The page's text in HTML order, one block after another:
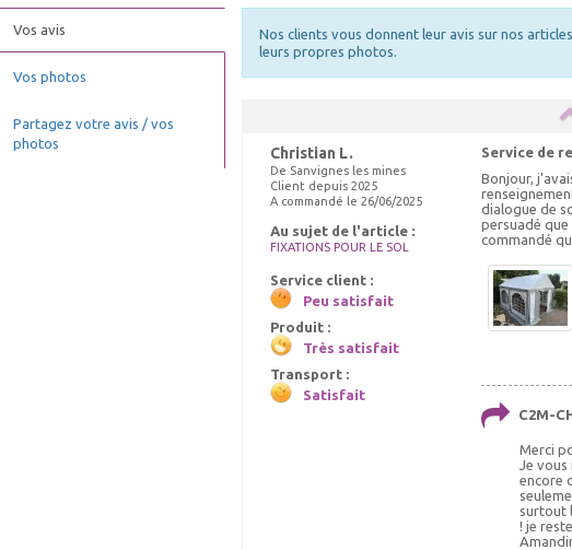
Vos avis
Vos photos
Partagez votre avis / vos
photos
Nos clients vous donnent leur avis sur nos
leurs propres photos.
Christian L.
De Sanvignes les mines
Client depuis 2025
A commandé le 26/06/2025
Au sujet de l'article :
FIXATIONS POUR LE SOL
Service client :
Peu satisfait
Produit :
Très satisfait
Transport :
Satisfait
Service de
Bonjour,
dialogue de
persuadé
commandé
C2M-
Merci
Je vous
encore
surtout
! je